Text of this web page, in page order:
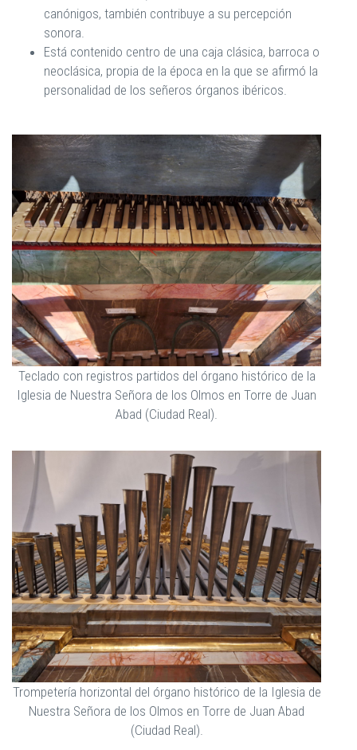
canónigos, también contribuye a su percepción
sonora.
Está contenido centro de una caja clásica, barroca o
neoclásica, propia de la época en la que se afirmó la
personalidad de los señeros órganos ibéricos.
Teclado con registros partidos del órgano histórico de la
Iglesia de Nuestra Señora de los Olmos en Torre de Juan
Abad (Ciudad Real).
Trompetería horizontal del órgano histórico de la Iglesia de
Nuestra Señora de los Olmos en Torre de Juan Abad
(Ciudad Real).